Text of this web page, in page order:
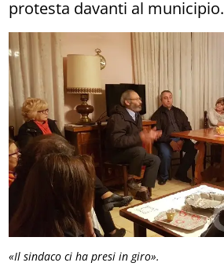
protesta davanti al municipio.
«Il sindaco ci ha presi in giro».